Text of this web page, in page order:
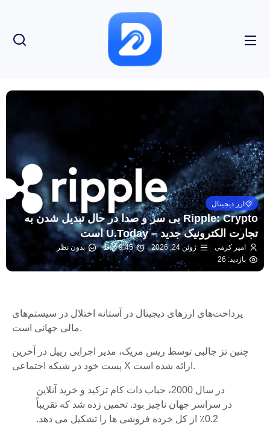
ارز دیجیتال
Ripple: Crypto بی سر و صدا در حال تبدیل شدن به
تجارت الکترونیک جدید – U.Today است
امیر کرمی ژوئن 24, 2026 9:45 ق.ظ
بدون نظر
بازدید: 26
پرداخت‌های ارزهای دیجیتال در آستانه اختلال در سیستم‌های
مالی جهانی است.
چنین تز جالبی توسط ریس مریک، مدیر اجرایی ریپل در آخرین
پست خود در شبکه اجتماعی X ارائه شده است.
در سال 2000، حباب دات کام ترکید و خرید آنلاین
در سراسر جهان ناچیز بود. تخمین زده شد که تقریباً
0.2٪ از کل خرده فروشی ها را تشکیل می دهد.